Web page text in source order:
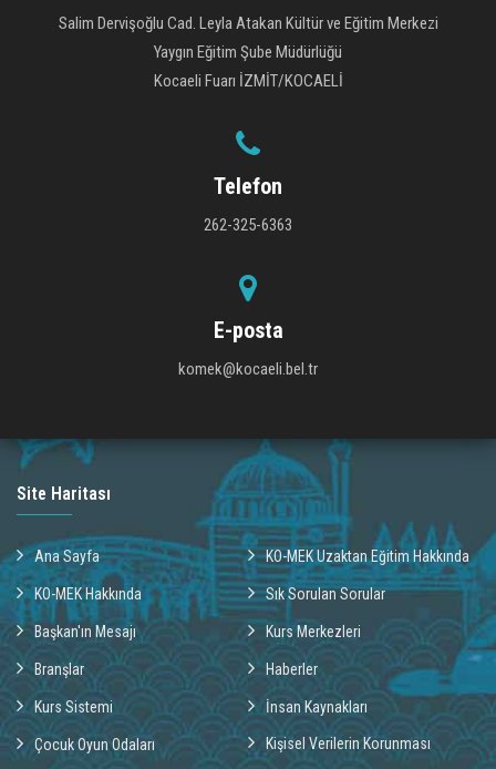
Salim Dervişoğlu Cad. Leyla Atakan Kültür ve Eğitim Merkezi
Yaygın Eğitim Şube Müdürlüğü
Kocaeli Fuarı İZMİT/KOCAELİ
Telefon
262-325-6363
E-posta
komek@kocaeli.bel.tr
Site Haritası
Ana Sayfa KO-MEK Uzaktan Eğitim Hakkında
KO-MEK Hakkında Sık Sorulan Sorular
Başkan'ın Mesajı Kurs Merkezleri
Branşlar Haberler
Kurs Sistemi İnsan Kaynakları
Çocuk Oyun Odaları Kişisel Verilerin Korunması